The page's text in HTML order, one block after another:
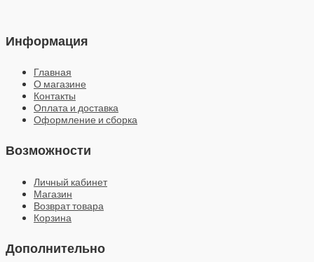
Информация
Главная
О магазине
Контакты
Оплата и доставка
Оформление и сборка
Возможности
Личный кабинет
Магазин
Возврат товара
Корзина
Дополнительно